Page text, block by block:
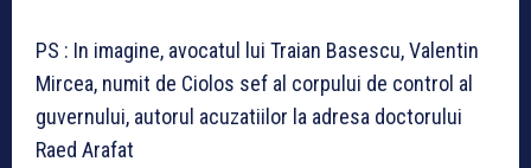
PS : In imagine, avocatul lui Traian Basescu, Valentin
Mircea, numit de Ciolos sef al corpului de control al
guvernului, autorul acuzatiilor la adresa doctorului
Raed Arafat